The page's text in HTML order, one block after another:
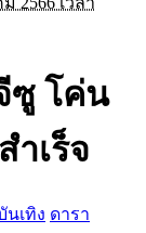
ซู โค่น
ำเร็จ
นเทิง ดารา